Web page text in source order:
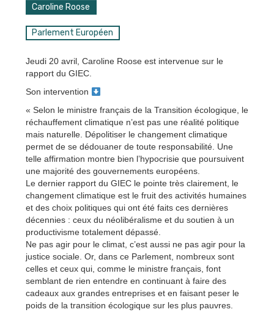
Caroline Roose
Parlement Européen
Jeudi 20 avril, Caroline Roose est intervenue sur le
rapport du GIEC.
Son intervention
« Selon le ministre français de la Transition écologique, le
réchauffement climatique n’est pas une réalité politique
mais naturelle. Dépolitiser le changement climatique
permet de se dédouaner de toute responsabilité. Une
telle affirmation montre bien l’hypocrisie que poursuivent
une majorité des gouvernements européens.
Le dernier rapport du GIEC le pointe très clairement, le
changement climatique est le fruit des activités humaines
et des choix politiques qui ont été faits ces dernières
décennies : ceux du néolibéralisme et du soutien à un
productivisme totalement dépassé.
Ne pas agir pour le climat, c’est aussi ne pas agir pour la
justice sociale. Or, dans ce Parlement, nombreux sont
celles et ceux qui, comme le ministre français, font
semblant de rien entendre en continuant à faire des
cadeaux aux grandes entreprises et en faisant peser le
poids de la transition écologique sur les plus pauvres.